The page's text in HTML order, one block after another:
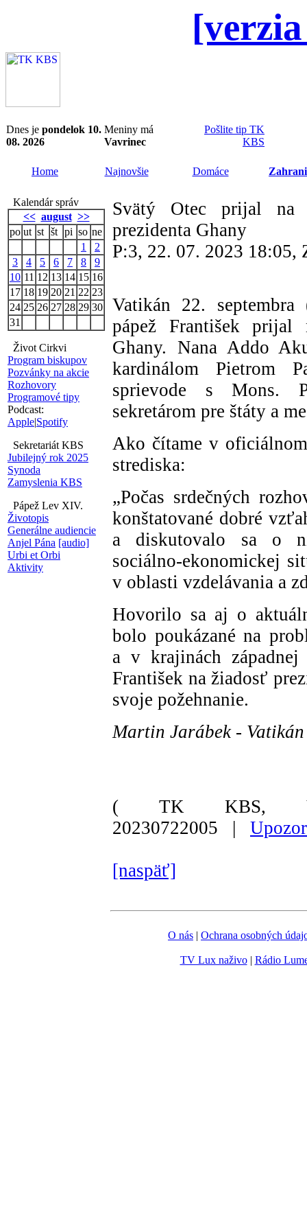
Dnes je pondelok 10.
08. 2026
Meniny má
Vavrinec
Pošlite tip TK
KBS
Home Najnovšie Domáce
Kalendár správ
<< august >>
po ut st št pi so ne
1
2
3
4 5 6 7 8
9
10 11 12 13 14 15 16
17 18 19 20 21 22 23
24 25 26 27 28 29 30
31
Život Cirkvi
Program biskupov
Pozvánky na akcie
Rozhovory
Programové tipy
Podcast:
Apple|Spotify
Sekretariát KBS
Jubilejný rok 2025
Synoda
Zamyslenia KBS
Pápež Lev XIV.
Životopis
Generálne audiencie
Anjel Pána [audio]
Urbi et Orbi
Aktivity
Svätý Otec prijal na
prezidenta Ghany
P:3, 22. 07. 2023 18:05,
Vatikán 22.
pápež František prijal
Ghany. Nana Addo
kardinálom Pietrom
sprievode s Mons.
sekretárom pre štáty a
Ako čítame v
strediska:
„Počas srdečných
konštatované dobré
a diskutovalo sa o
sociálno-ekonomickej
v oblasti vzdelávania a
Hovorilo sa aj o
bolo poukázané na
a v krajinách
František na žiadosť
svoje požehnanie.
Martin Jarábek - Vatikán
( TK KBS,
20230722005 |
[naspäť]
O nás | Ochrana osobných
TV Lux naživo| Rádio